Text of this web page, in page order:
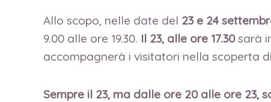
Allo scopo, nelle date del 23 e 24
9.00 alle ore 19.30. Il 23, alle ore 17.30sarà
accompagnerà i visitatori nella scoperta
Sempre il 23, ma dalle ore 20 alle ore 23,